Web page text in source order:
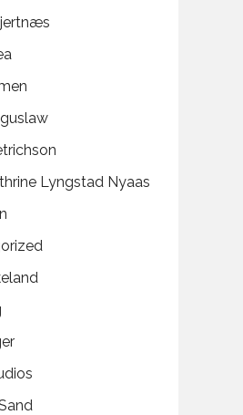
Lyngstad Nyaas